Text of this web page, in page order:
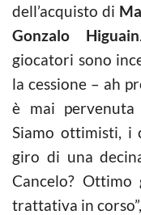
dell’acquisto di
Gonzalo Higuain
giocatori sono
la cessione – ah
è mai pervenuta
Siamo ottimisti, i
giro di una
Cancelo? Ottimo
trattativa in